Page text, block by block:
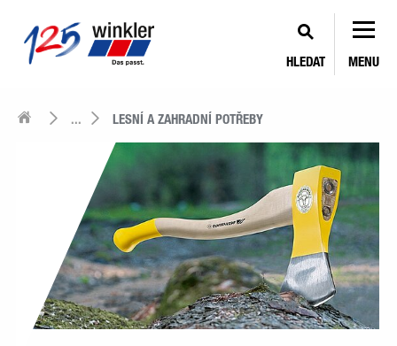
HLEDAT MENU
... LESNÍ A ZAHRADNÍ POTŘEBY